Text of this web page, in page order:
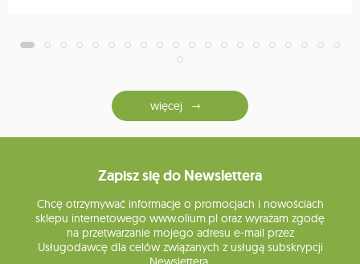
więcej
Zapisz się do Newslettera
Chcę otrzymywać informacje o promocjach i nowościach
sklepu internetowego www.olium.pl oraz wyrażam zgodę
na przetwarzanie mojego adresu e-mail przez
Usługodawcę dla celów związanych z usługą subskrypcji